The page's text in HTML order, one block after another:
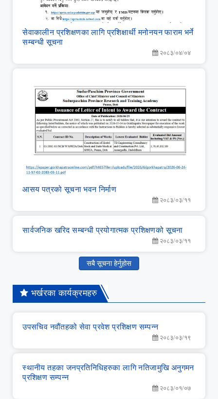
सेवाकालीन प्रशिक्षणका लागि प्रशिक्षार्थी मनोनयन फाराम भर्ने
सम्बन्धी सूचना
२०८३/०४/०४
आसय पत्रको सूचना भवन निर्माण
२०८३/०३/११
सार्वजनिक खरिद सम्‍बन्‍धी प्रयोगात्‍मक प्रशिक्षणको सूचना
२०८३/०३/११
सबै सूचना हेर्नुहोस
भर्खरका कार्यक्रमहरु
उपसचिव नवौंतहको सेवा प्रवेश प्रशिक्षण सम्‍पन्‍न
२०८३/०३/१९
स्‍थानीय तहका जनप्रतिनिधिहरुका लागि नतिजामुखि अनुगमन
प्रशिक्षण सम्‍पन्‍न
२०८३/०१/०७